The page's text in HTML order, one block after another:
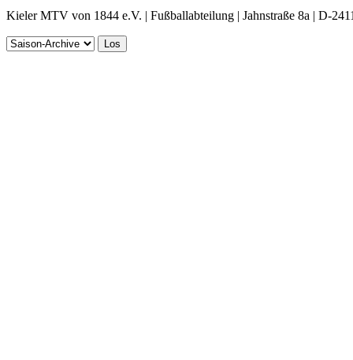
Kieler MTV von 1844 e.V. | Fußballabteilung | Jahnstraße 8a | D-